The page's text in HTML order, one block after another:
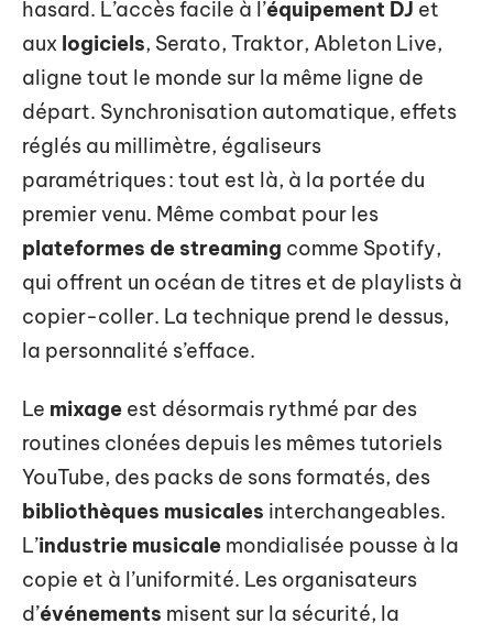
hasard. L’accès facile à l’équipement DJ et
aux logiciels, Serato, Traktor, Ableton Live,
aligne tout le monde sur la même ligne de
départ. Synchronisation automatique, effets
réglés au millimètre, égaliseurs
paramétriques : tout est là, à la portée du
premier venu. Même combat pour les
plateformes de streaming comme Spotify,
qui offrent un océan de titres et de playlists à
copier-coller. La technique prend le dessus,
la personnalité s’efface.
Le mixage est désormais rythmé par des
routines clonées depuis les mêmes tutoriels
YouTube, des packs de sons formatés, des
bibliothèques musicales interchangeables.
L’industrie musicale mondialisée pousse à la
copie et à l’uniformité. Les organisateurs
d’événements misent sur la sécurité, la